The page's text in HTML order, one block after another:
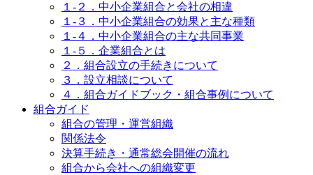
１-２．中小企業組合と会社の相違
１-３．中小企業組合の効果と主な種類
１-４．中小企業組合の主な共同事業
１-５．企業組合とは
２．組合設立の手続きについて
３．設立相談について
４．組合ガイドブック・組合事例について
組合ガイド
組合の管理・運営組織
関係法令
決算手続き・通常総会開催の流れ
組合から会社への組織変更